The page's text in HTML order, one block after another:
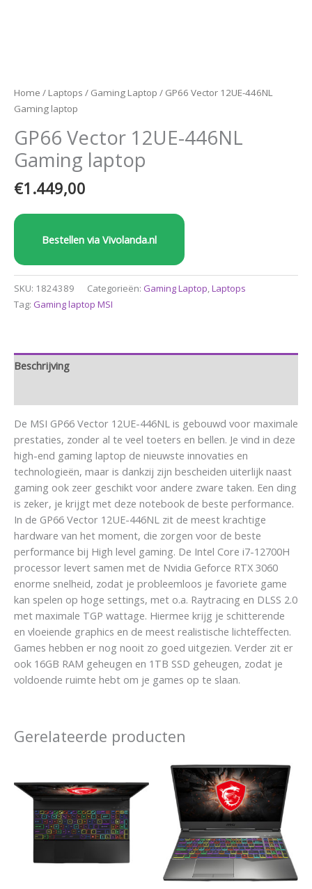
Home / Laptops / Gaming Laptop / GP66 Vector 12UE-446NL
Gaming laptop
GP66 Vector 12UE-446NL
Gaming laptop
€1.449,00
Bestellen via Vivolanda.nl
SKU: 1824389 Categorieën: Gaming Laptop,Laptops
Tag: Gaming laptop MSI
Beschrijving
De MSI GP66 Vector 12UE-446NL is gebouwd voor maximale
prestaties, zonder al te veel toeters en bellen. Je vind in deze
high-end gaming laptop de nieuwste innovaties en
technologieën, maar is dankzij zijn bescheiden uiterlijk naast
gaming ook zeer geschikt voor andere zware taken. Een ding
is zeker, je krijgt met deze notebook de beste performance.
In de GP66 Vector 12UE-446NL zit de meest krachtige
hardware van het moment, die zorgen voor de beste
performance bij High level gaming. De Intel Core i7-12700H
processor levert samen met de Nvidia Geforce RTX 3060
enorme snelheid, zodat je probleemloos je favoriete game
kan spelen op hoge settings, met o.a. Raytracing en DLSS 2.0
met maximale TGP wattage. Hiermee krijg je schitterende
en vloeiende graphics en de meest realistische lichteffecten.
Games hebben er nog nooit zo goed uitgezien. Verder zit er
ook 16GB RAM geheugen en 1TB SSD geheugen, zodat je
voldoende ruimte hebt om je games op te slaan.
Gerelateerde producten